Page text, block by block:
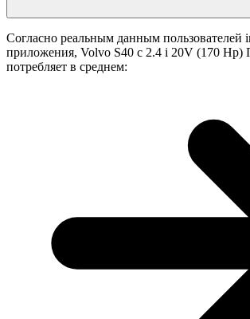
Согласно реальным данным пользователей
приложения, Volvo S40 с 2.4 i 20V (170 Hp)
потребляет в среднем: